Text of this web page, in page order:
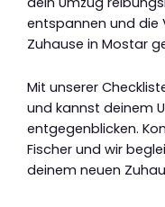
entspannen und die
Zuhause in Mostar
Mit unserer
und kannst deinem
entgegenblicken.
Fischer und wir
deinem neuen